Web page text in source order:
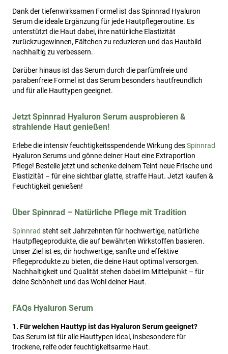
Dank der tiefenwirksamen Formel ist das Spinnrad Hyaluron
Serum die ideale Ergänzung für jede Hautpflegeroutine. Es
unterstützt die Haut dabei, ihre natürliche Elastizität
zurückzugewinnen, Fältchen zu reduzieren und das Hautbild
nachhaltig zu verbessern.
Darüber hinaus ist das Serum durch die parfümfreie und
parabenfreie Formel ist das Serum besonders hautfreundlich
und für alle Hauttypen geeignet.
Jetzt Spinnrad Hyaluron Serum ausprobieren &
strahlende Haut genießen!
Erlebe die intensiv feuchtigkeitsspendende Wirkung desSpinnrad
Hyaluron Serums und gönne deiner Haut eine Extraportion
Pflege! Bestelle jetzt und schenke deinem Teint neue Frische und
Elastizität – für eine sichtbar glatte, straffe Haut. Jetzt kaufen &
Feuchtigkeit genießen!
Über Spinnrad – Natürliche Pflege mit Tradition
Spinnrad steht seit Jahrzehnten für hochwertige, natürliche
Hautpflegeprodukte, die auf bewährten Wirkstoffen basieren.
Unser Ziel ist es, dir hochwertige, sanfte und effektive
Pflegeprodukte zu bieten, die deine Haut optimal versorgen.
Nachhaltigkeit und Qualität stehen dabei im Mittelpunkt – für
deine Schönheit und das Wohl deiner Haut.
FAQs Hyaluron Serum
1. Für welchen Hauttyp ist das Hyaluron Serum geeignet?
Das Serum ist für alle Hauttypen ideal, insbesondere für
trockene, reife oder feuchtigkeitsarme Haut.